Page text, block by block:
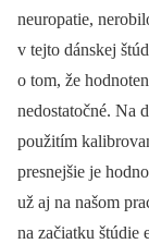
neuropatie,
v tejto dánskej
o tom, že
nedostatočné. Na
použitím
presnejšie je
už aj na našom
na začiatku štúdie